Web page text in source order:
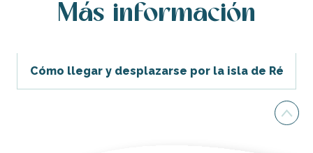
Más información
Cómo llegar y desplazarse por la isla de Ré